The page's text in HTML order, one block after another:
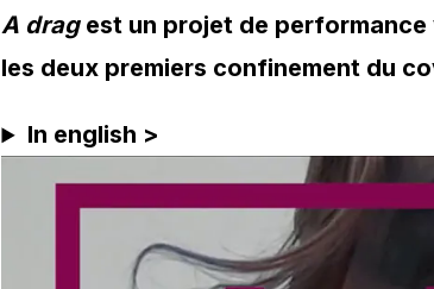
A dragest un projet de performance
les deux premiers confinement du
In english >